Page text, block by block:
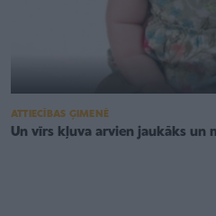
ATTIECĪBAS ĢIMENĒ
Un vīrs kļuva arvien jaukāks un